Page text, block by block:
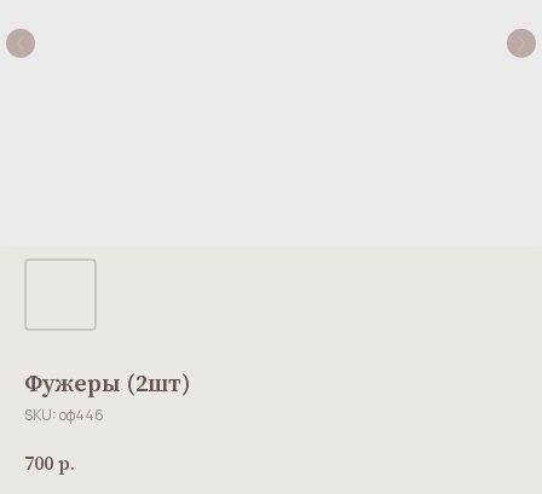
Фужеры (2шт)
SKU:оф446
700р.